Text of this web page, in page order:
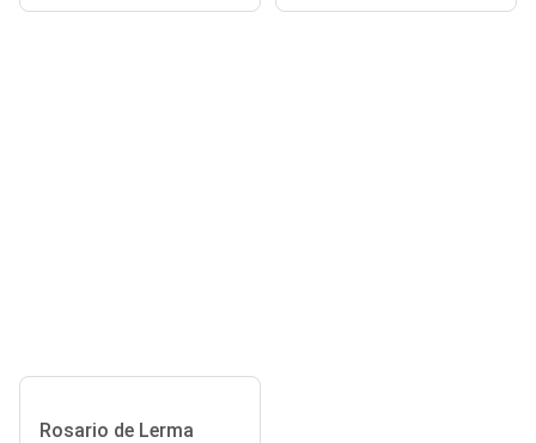
Rosario de Lerma